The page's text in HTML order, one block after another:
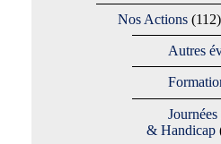
Nos Actions(112)
Autres
& Handicap